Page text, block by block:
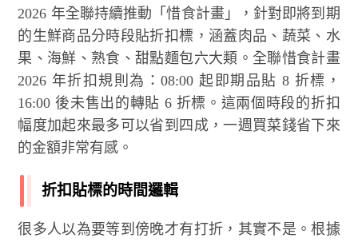
2026 年全聯持續推動「惜食計畫」，針對即將到期
的生鮮商品分時段貼折扣標，涵蓋肉品、蔬菜、水
果、海鮮、熟食、甜點麵包六大類。全聯惜食計畫
2026 年折扣規則為：08:00 起即期品貼 8 折標，
16:00 後未售出的轉貼 6 折標。這兩個時段的折扣
幅度加起來最多可以省到四成，一週買菜錢省下來
的金額非常有感。
折扣貼標的時間邏輯
很多人以為要等到傍晚才有打折，其實不是。根據